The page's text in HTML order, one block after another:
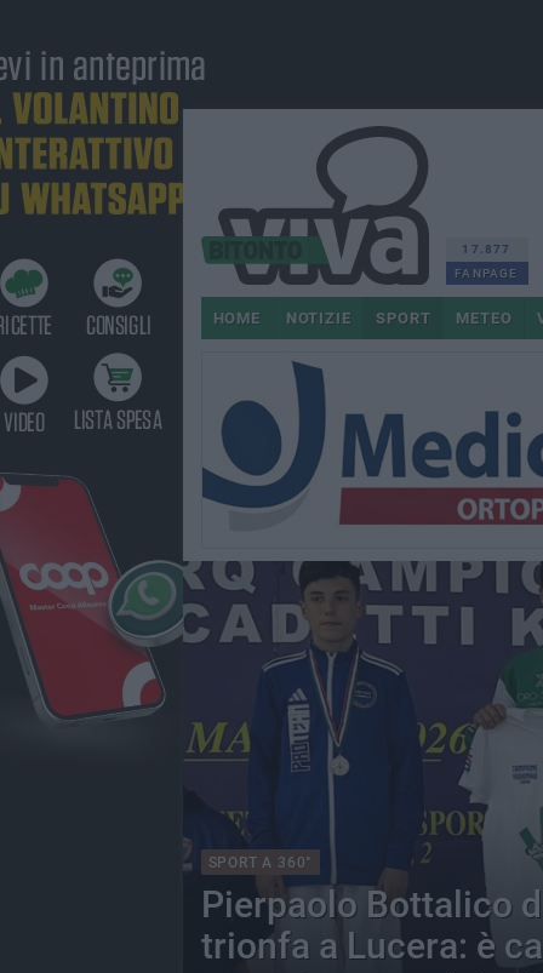
17.877
FANPAGE
HOME NOTIZIE SPORT METEO
SPORT A 360°
Pierpaolo Bottalico
trionfa a Lucera: è